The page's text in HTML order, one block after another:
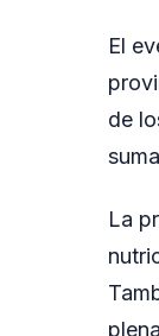
El
de
La